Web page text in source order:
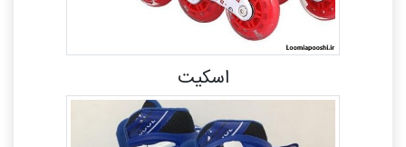
اسکیت